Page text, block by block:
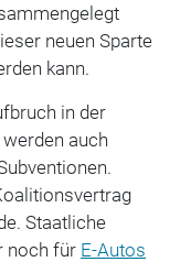
neuen Sparte
kann.
in der
auch
Staatliche
noch für E-Autos